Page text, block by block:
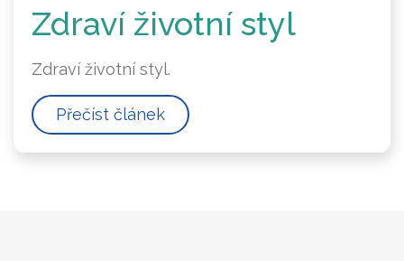
Zdraví životní styl
Zdraví životní styl.
Přečíst článek